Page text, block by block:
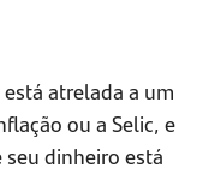
atrelada a um
ou a Selic, e
dinheiro está